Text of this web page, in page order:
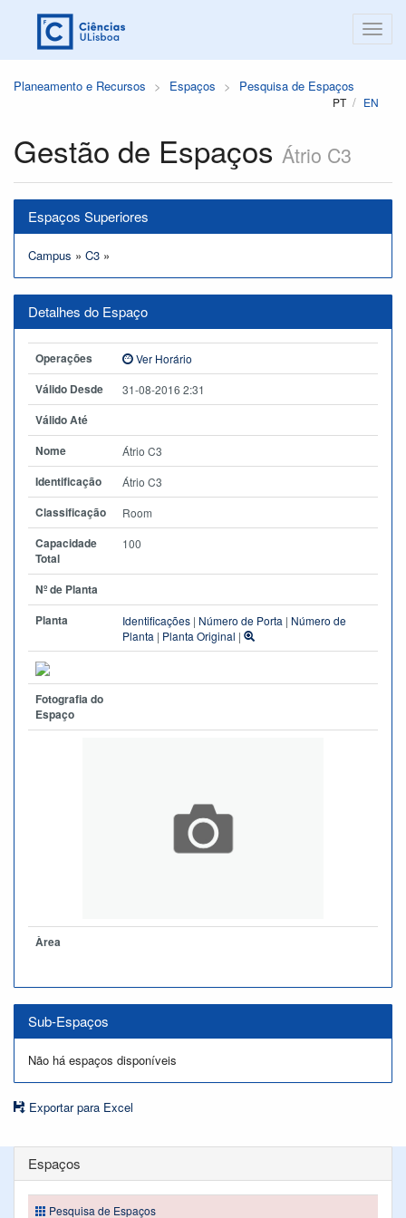
Planeamento e Recursos Espaços Pesquisa de Espaços
PT EN
Gestão de Espaços Átrio C3
Espaços Superiores
Campus » C3 »
Detalhes do Espaço
Operações Ver Horário
Válido Desde 31-08-2016 2:31
Válido Até
Nome
Átrio C3
Identificação Átrio C3
Classificação Room
Capacidade
Total
100
Nº de Planta
Planta
Identificações | Número de Porta | Número de
Planta | Planta Original |
Fotografia do
Espaço
Àrea
Sub-Espaços
Não há espaços disponíveis
Exportar para Excel
Espaços
Pesquisa de Espaços